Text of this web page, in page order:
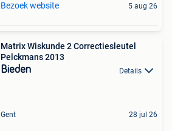
Bezoek website 5 aug 26
Matrix Wiskunde 2 Correctiesleutel
Pelckmans 2013
Bieden Details
Gent 28 jul 26